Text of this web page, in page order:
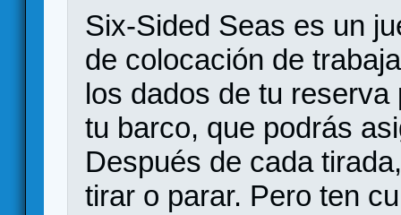
Six-Sided Seas es un
de colocación de
los dados de tu
tu barco, que podrás
Después de cada
tirar o parar. Pero ten